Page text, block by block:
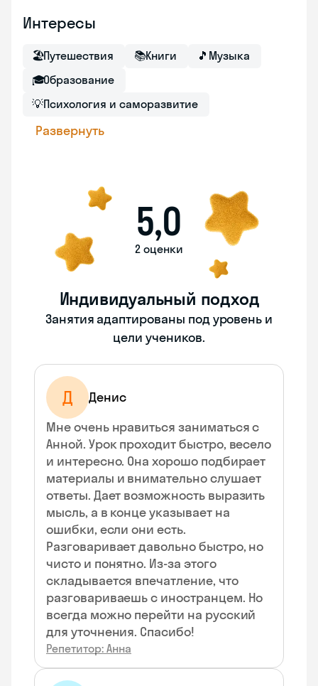
Интересы
🏖Путешествия 📚Книги 🎵 Музыка
🎓Образование
💡Психология и саморазвитие
Развернуть
5,0
2 оценки
Индивидуальный подход
Занятия адаптированы под уровень и
цели учеников.
Д
Денис
Мне очень нравиться заниматься с
Анной. Урок проходит быстро, весело
и интересно. Она хорошо подбирает
материалы и внимательно слушает
ответы. Дает возможность выразить
мысль, а в конце указывает на
ошибки, если они есть.
Разговаривает давольно быстро, но
чисто и понятно. Из-за этого
складывается впечатление, что
разговариваешь с иностранцем. Но
всегда можно перейти на русский
для уточнения. Спасибо!
Репетитор: Анна